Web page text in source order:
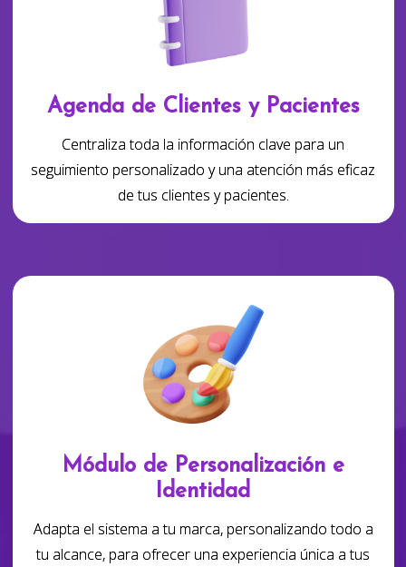
Agenda de Clientes y Pacientes
Centraliza toda la información clave para un
seguimiento personalizado y una atención más eficaz
de tus clientes y pacientes.
Módulo de Personalización e
Identidad
Adapta el sistema a tu marca, personalizando todo a
tu alcance, para ofrecer una experiencia única a tus